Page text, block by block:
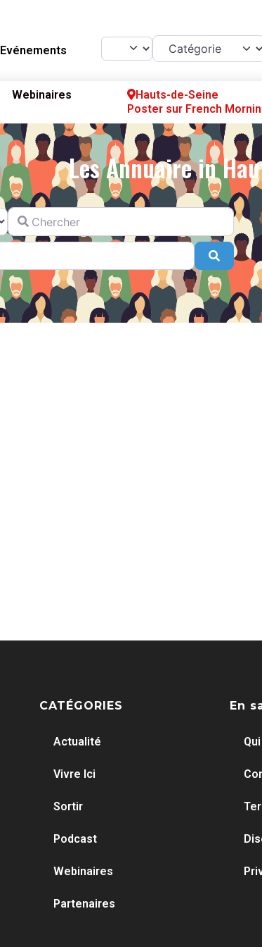
Evénements
Select search type
Catégorie
Webinaires
Hauts-de-Seine
Poster sur French
Les Annuaire in
Chercher
Search
CATÉGORIES
Actualité
Vivre Ici
Sortir
Podcast
Webinaires
Partenaires
En